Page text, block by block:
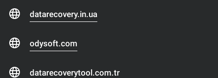
datarecovery.in.ua
odysoft.com
datarecoverytool.com.tr